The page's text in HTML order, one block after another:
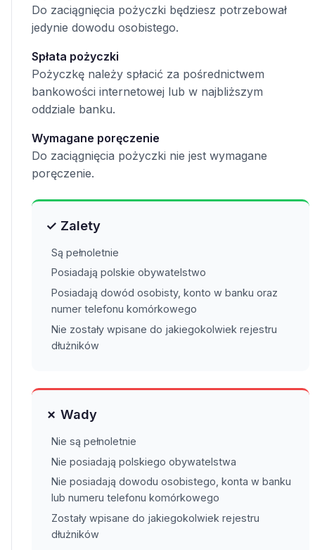
Do zaciągnięcia pożyczki będziesz potrzebował
jedynie dowodu osobistego.
Spłata pożyczki
Pożyczkę należy spłacić za pośrednictwem
bankowości internetowej lub w najbliższym
oddziale banku.
Wymagane poręczenie
Do zaciągnięcia pożyczki nie jest wymagane
poręczenie.
✓ Zalety
Są pełnoletnie
Posiadają polskie obywatelstwo
Posiadają dowód osobisty, konto w banku oraz
numer telefonu komórkowego
Nie zostały wpisane do jakiegokolwiek rejestru
dłużników
✗ Wady
Nie są pełnoletnie
Nie posiadają polskiego obywatelstwa
Nie posiadają dowodu osobistego, konta w banku
lub numeru telefonu komórkowego
Zostały wpisane do jakiegokolwiek rejestru
dłużników